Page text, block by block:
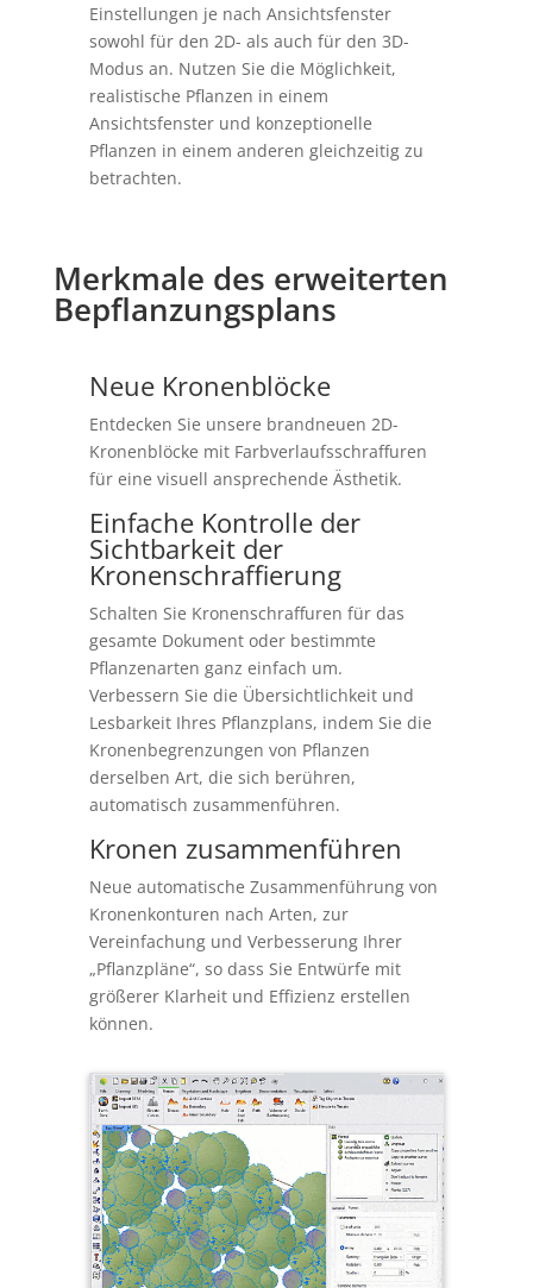
Einstellungen je nach Ansichtsfenster
sowohl für den 2D- als auch für den 3D-
Modus an. Nutzen Sie die Möglichkeit,
realistische Pflanzen in einem
Ansichtsfenster und konzeptionelle
Pflanzen in einem anderen gleichzeitig zu
betrachten.
Merkmale des erweiterten
Bepflanzungsplans
Neue Kronenblöcke
Entdecken Sie unsere brandneuen 2D-
Kronenblöcke mit Farbverlaufsschraffuren
für eine visuell ansprechende Ästhetik.
Einfache Kontrolle der
Sichtbarkeit der
Kronenschraffierung
Schalten Sie Kronenschraffuren für das
gesamte Dokument oder bestimmte
Pflanzenarten ganz einfach um.
Verbessern Sie die Übersichtlichkeit und
Lesbarkeit Ihres Pflanzplans, indem Sie die
Kronenbegrenzungen von Pflanzen
derselben Art, die sich berühren,
automatisch zusammenführen.
Kronen zusammenführen
Neue automatische Zusammenführung von
Kronenkonturen nach Arten, zur
Vereinfachung und Verbesserung Ihrer
„Pflanzpläne“, so dass Sie Entwürfe mit
größerer Klarheit und Effizienz erstellen
können.